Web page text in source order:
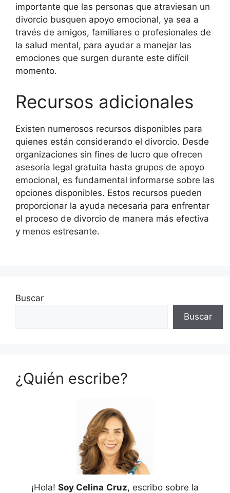
importante que las personas que atraviesan un
divorcio busquen apoyo emocional, ya sea a
través de amigos, familiares o profesionales de
la salud mental, para ayudar a manejar las
emociones que surgen durante este difícil
momento.
Recursos adicionales
Existen numerosos recursos disponibles para
quienes están considerando el divorcio. Desde
organizaciones sin fines de lucro que ofrecen
asesoría legal gratuita hasta grupos de apoyo
emocional, es fundamental informarse sobre las
opciones disponibles. Estos recursos pueden
proporcionar la ayuda necesaria para enfrentar
el proceso de divorcio de manera más efectiva
y menos estresante.
Buscar
Buscar
¿Quién escribe?
¡Hola! Soy Celina Cruz, escribo sobre la